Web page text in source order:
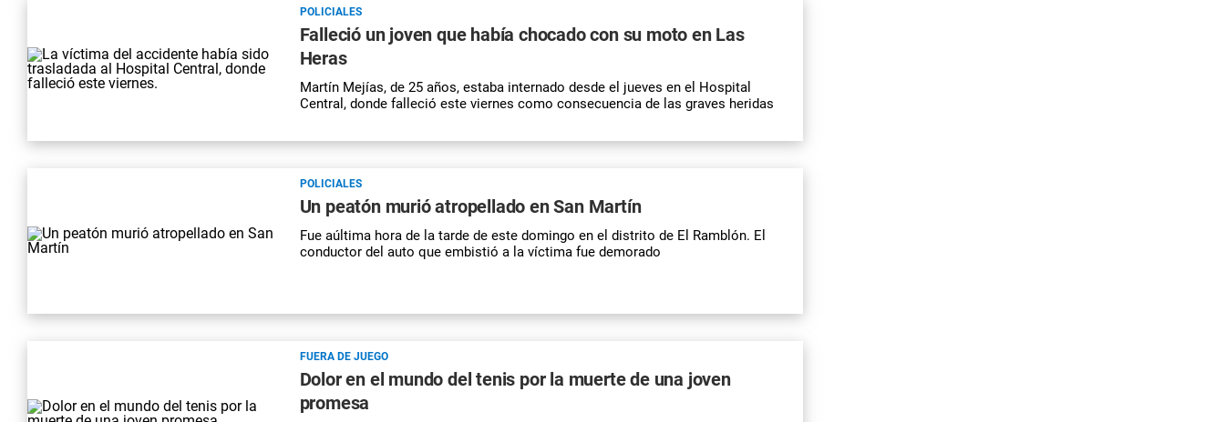
POLICIALES
Falleció un joven que había chocado con su moto en Las
Heras
Martín Mejías, de 25 años, estaba internado desde el jueves en el Hospital
Central, donde falleció este viernes como consecuencia de las graves heridas
POLICIALES
Un peatón murió atropellado en San Martín
Fue aúltima hora de la tarde de este domingo en el distrito de El Ramblón. El
conductor del auto que embistió a la víctima fue demorado
FUERA DE JUEGO
Dolor en el mundo del tenis por la muerte de una joven
promesa